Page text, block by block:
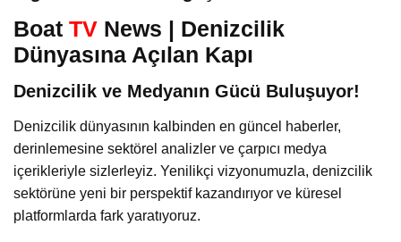
Boat TV News | Denizcilik
Dünyasına Açılan Kapı
Denizcilik ve Medyanın Gücü Buluşuyor!
Denizcilik dünyasının kalbinden en güncel haberler,
derinlemesine sektörel analizler ve çarpıcı medya
içerikleriyle sizlerleyiz. Yenilikçi vizyonumuzla, denizcilik
sektörüne yeni bir perspektif kazandırıyor ve küresel
platformlarda fark yaratıyoruz.